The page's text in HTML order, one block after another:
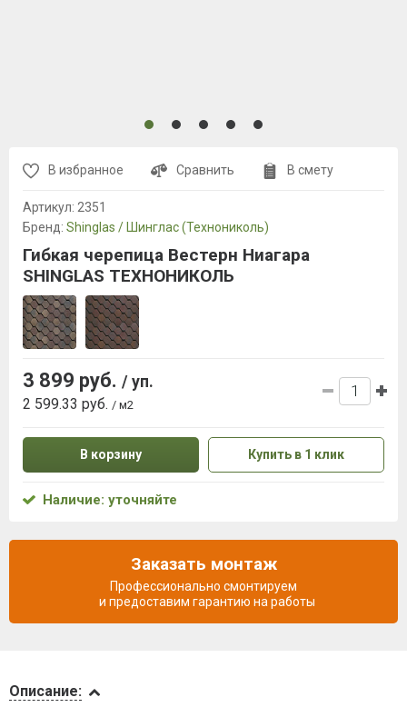
Описание:
В избранное Сравнить В смету
Артикул: 2351
Бренд: Shinglas / Шинглас (Технониколь)
Гибкая черепица Вестерн Ниагара
SHINGLAS ТЕХНОНИКОЛЬ
3 899 руб. / уп.
2 599.33 руб. / м2
В корзину Купить в 1 клик
Наличие: уточняйте
Заказать монтаж
Профессионально смонтируем
и предоставим гарантию на работы